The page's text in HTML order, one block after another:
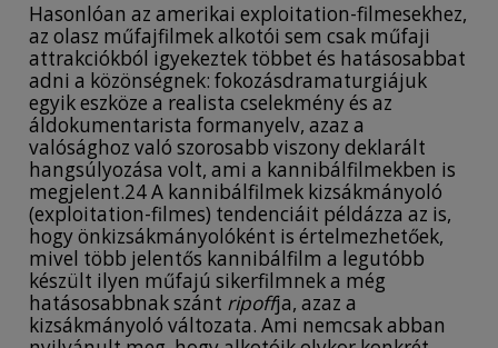
Hasonlóan az amerikai exploitation-filmesekhez,
az olasz műfajfilmek alkotói sem csak műfaji
attrakciókból igyekeztek többet és hatásosabbat
adni a közönségnek: fokozásdramaturgiájuk
egyik eszköze a realista cselekmény és az
áldokumentarista formanyelv, azaz a
valósághoz való szorosabb viszony deklarált
hangsúlyozása volt, ami a kannibálfilmekben is
megjelent.24 A kannibálfilmek kizsákmányoló
(exploitation-filmes) tendenciáit példázza az is,
hogy önkizsákmányolóként is értelmezhetőek,
mivel több jelentős kannibálfilm a legutóbb
készült ilyen műfajú sikerfilmnek a még
hatásosabbnak szánt ripoffja, azaz a
kizsákmányoló változata. Ami nemcsak abban